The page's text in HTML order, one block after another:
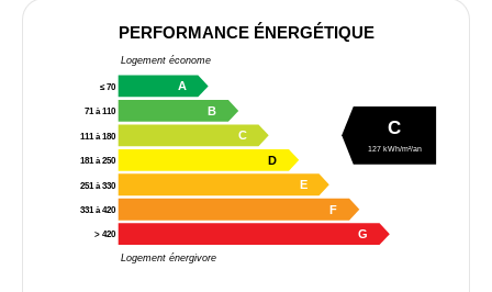
PERFORMANCE ÉNERGÉTIQUE
Logement économe
Logement énergivore
≤ 70 A
71 à 110 B
111 à 180 C
181 à 250 D
251 à 330 E
331 à 420 F
> 420 G
C
127 kWh/m²/an